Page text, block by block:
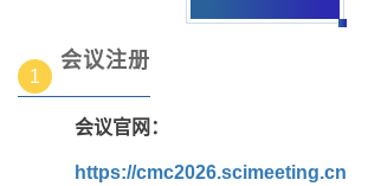
1
会议注册
会议官网：
https://cmc2026.scimeeting.cn